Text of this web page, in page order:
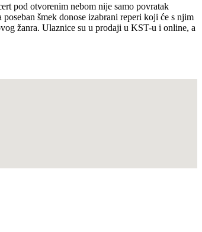
pod otvorenim nebom nije samo povratak
šmek donose izabrani reperi koji će s njim
žanra. Ulaznice su u prodaji u KST-u i online, a